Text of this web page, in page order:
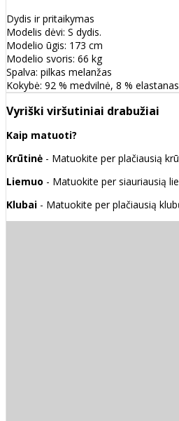
Dydis ir pritaikymas
Modelis dėvi: S dydis.
Modelio ūgis: 173 cm
Modelio svoris: 66 kg
Spalva: pilkas melanžas
Kokybė: 92 % medvilnė, 8 % elastanas
Vyriški viršutiniai drabužiai
Kaip matuoti?
Krūtinė - Matuokite per plačiausią
Liemuo - Matuokite per siauriausią
Klubai - Matuokite per plačiausią